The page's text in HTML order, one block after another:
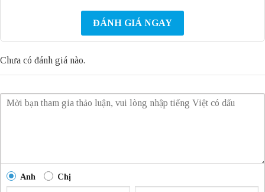
ĐÁNH GIÁ NGAY
Chưa có đánh giá nào.
Anh Chị